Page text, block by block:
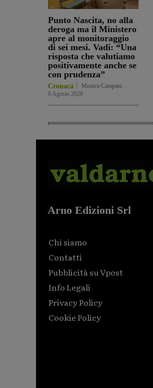
Punto Nascita, no alla
deroga ma il Ministero
apre al monitoraggio
di sei mesi. Vadi: “Una
risposta che valutiamo
positivamente anche se
con prudenza”
Cronaca Monica Campani
6 Agosto 2026
Arno Edizioni Srl
Chi siamo
Contatti
Pubblicità su Vpost
Info Legali
Privacy Policy
Cookie Policy